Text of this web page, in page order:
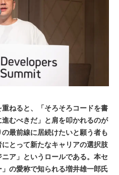
ねると、「そろそろコードを書
むべきだ」と肩を叩かれるのが
最前線に居続けたいと願う者も
とって新たなキャリアの選択肢
ア」というロールである。本セ
の愛称で知られる増井雄一郎氏